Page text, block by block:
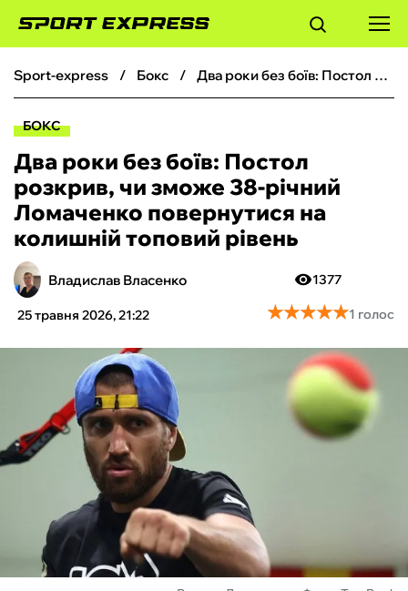
ФУТБОЛ
БОКС
ХОКЕЙ
ТЕНІС
КІБЕРСПОРТ
ЧС-2026
ФУТЗАЛ
БУКМЕКЕРИ
sport-express бокс Два роки без боїв: Постол розкрив, чи зможе 38-річний Ломаченко повернутися на колишній топовий рівень
БОКС
Два роки без боїв: Постол
розкрив, чи зможе 38-річний
Ломаченко повернутися на
колишній топовий рівень
Владислав Власенко
25 травня 2026, 21:22
1377
★★★★★
★★★★★1 голос